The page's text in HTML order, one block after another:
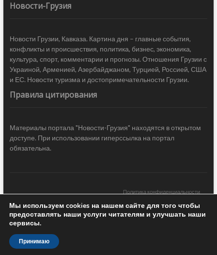
Новости-Грузия
Новости Грузии, Кавказа. Картина дня – главные события,
конфликты и происшествия, политика, бизнес, экономика,
культура, спорт, комментарии и прогнозы. Отношения Грузии с
Украиной, Арменией, Азербайджаном, Турцией, Россией, США
и ЕС. Новости туризма и достопримечательности Грузии.
Правила цитирования
Материалы портала "Новости-Грузия" находятся в открытом
доступе. При использовании гиперссылка на портал
обязательна.
Политика конфиденциальности
Новости Грузии | Black Sea Press LTD © 2020 All Rights Reserved /
Design & development —
Мы используем cookies на нашем сайте для того чтобы
предоставлять наши услуги читателям и улучшать наши
сервисы.
Принимаю